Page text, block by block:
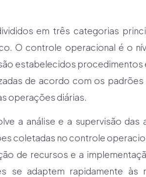
em três categorias
O controle operacional é o
estabelecidos
de acordo com os
operações diárias.
a análise e a supervisão das
coletadas no controle
de recursos e a
se adaptem rapidamente às